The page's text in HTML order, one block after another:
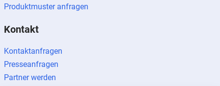
Produktmuster anfragen
Kontakt
Kontaktanfragen
Presseanfragen
Partner werden